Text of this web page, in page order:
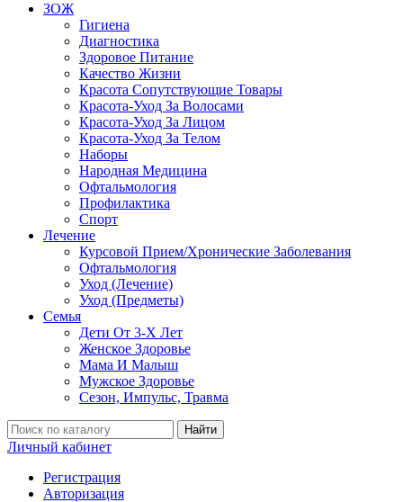
ЗОЖ
Гигиена
Диагностика
Здоровое Питание
Качество Жизни
Красота Сопутствующие Товары
Красота-Уход За Волосами
Красота-Уход За Лицом
Красота-Уход За Телом
Наборы
Народная Медицина
Офтальмология
Профилактика
Спорт
Лечение
Курсовой Прием/Хронические Заболевания
Офтальмология
Уход (Лечение)
Уход (Предметы)
Семья
Дети От 3-Х Лет
Женское Здоровье
Мама И Малыш
Мужское Здоровье
Сезон, Импульс, Травма
Найти
Личный кабинет
Регистрация
Авторизация